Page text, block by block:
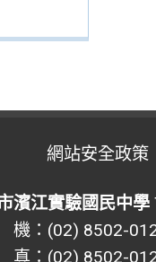
網站安全政策
濱江實驗國民中學
：(02) 8502-
：(02) 8502-